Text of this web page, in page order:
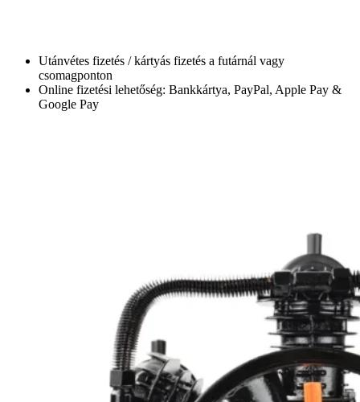
Utánvétes fizetés / kártyás fizetés a futárnál vagy
csomagponton
Online fizetési lehetőség: Bankkártya, PayPal, Apple Pay &
Google Pay